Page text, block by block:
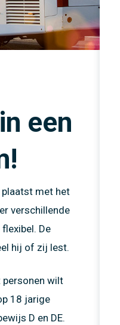
Rijden (HNR)
een
plaatst met het
verschillende
De
hij of zij lest.
personen wilt
18 jarige
D en DE.